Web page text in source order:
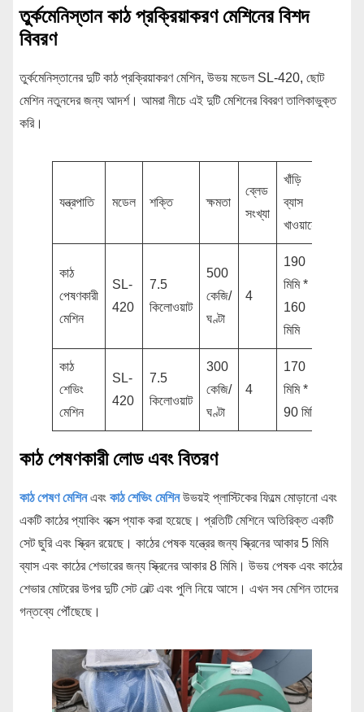
তুর্কমেনিস্তান কাঠ প্রক্রিয়াকরণ মেশিনের বিশদ
বিবরণ
তুর্কমেনিস্তানের দুটি কাঠ প্রক্রিয়াকরণ মেশিন, উভয় মডেল SL-420, ছোট
মেশিন নতুনদের জন্য আদর্শ। আমরা নীচে এই দুটি মেশিনের বিবরণ তালিকাভুক্ত
করি।
যন্ত্রপাতি মডেল শক্তি ক্ষমতা
ব্লেড
সংখ্যা
খাঁড়ি
ব্যাস
খাওয়ানো
কাঠ
পেষণকারী
মেশিন
SL-
420
7.5
কিলোওয়াট
500
কেজি/
ঘণ্টা
4
190
মিমি *
160
মিমি
কাঠ
শেভিং
মেশিন
SL-
420
7.5
কিলোওয়াট
300
কেজি/
ঘণ্টা
4
170
মিমি *
90 মিমি
কাঠ পেষণকারী লোড এবং বিতরণ
কাঠ পেষণ মেশিন এবং কাঠ শেভিং মেশিনউভয়ই প্লাস্টিকের ফিল্মে মোড়ানো এবং
একটি কাঠের প্যাকিং বক্সে প্যাক করা হয়েছে। প্রতিটি মেশিনে অতিরিক্ত একটি
সেট ছুরি এবং স্ক্রিন রয়েছে। কাঠের পেষক যন্ত্রের জন্য স্ক্রিনের আকার 5 মিমি
ব্যাস এবং কাঠের শেভারের জন্য স্ক্রিনের আকার 8 মিমি। উভয় পেষক এবং কাঠের
শেভার মোটরের উপর দুটি সেট বেল্ট এবং পুলি নিয়ে আসে। এখন সব মেশিন তাদের
গন্তব্যে পৌঁছেছে।